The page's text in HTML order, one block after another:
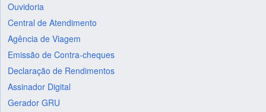
Ouvidoria
Central de Atendimento
Agência de Viagem
Emissão de Contra-cheques
Declaração de Rendimentos
Assinador Digital
Gerador GRU